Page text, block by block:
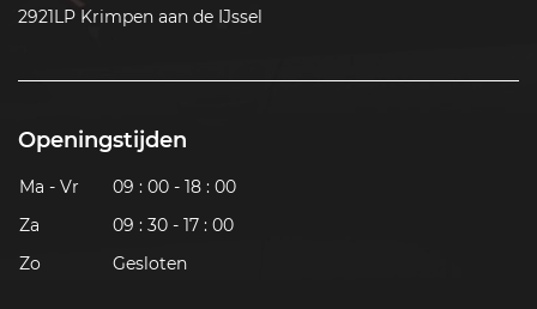
2921LP Krimpen aan de IJssel
Openingstijden
Ma - Vr
09 : 00 - 18 : 00
Za
09 : 30 - 17 : 00
Zo
Gesloten